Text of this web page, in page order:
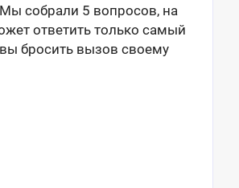
собрали 5 вопросов, на
ответить только самый
бросить вызов своему